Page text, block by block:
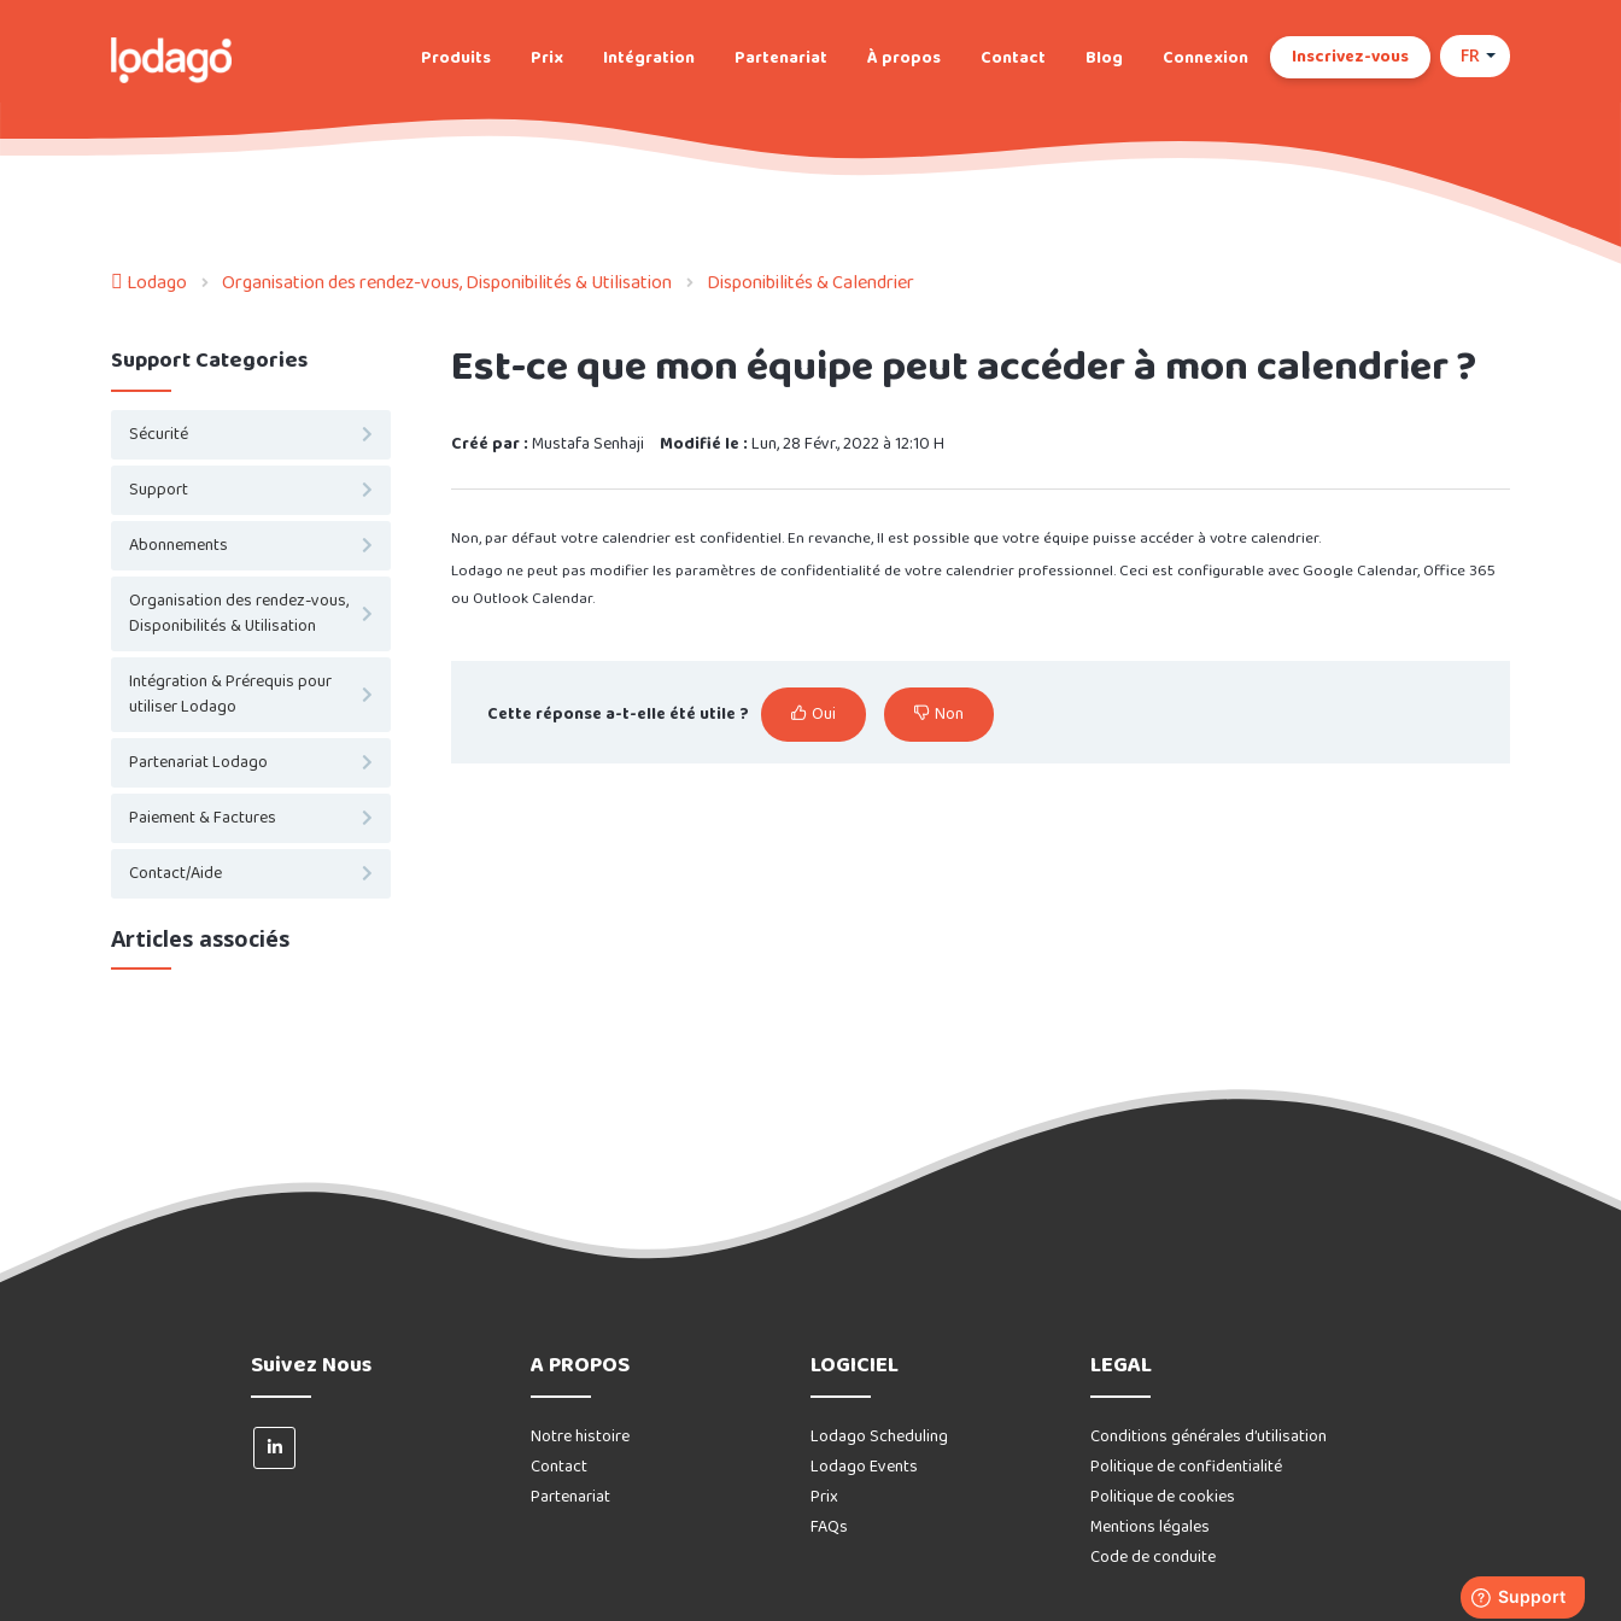
Produits Prix Intégration Partenariat À propos Contact Blog Connexion Inscrivez-vous FR
Lodago Organisation des rendez-vous, Disponibilités & Utilisation Disponibilités & Calendrier
Support Categories
Sécurité
Support
Abonnements
Organisation des rendez-vous,
Disponibilités & Utilisation
Intégration & Prérequis pour
utiliser Lodago
Partenariat Lodago
Paiement & Factures
Contact/Aide
Articles associés
Est-ce que mon équipe peut accéder à mon calendrier ?
Créé par :Mustafa Senhaji Modifié le :Lun, 28 Févr., 2022 à 12:10 H
Non, par défaut votre calendrier est confidentiel. En revanche, Il est possible que votre équipe puisse accéder à votre calendrier.
Lodago ne peut pas modifier les paramètres de confidentialité de votre calendrier professionnel. Ceci est configurable avec Google Calendar, Office 365
ou Outlook Calendar.
Cette réponse a-t-elle été utile ? Oui Non
Suivez Nous A PROPOS
Notre histoire
Contact
Partenariat
LOGICIEL
Lodago Scheduling
Lodago Events
Prix
FAQs
LEGAL
Conditions générales d’utilisation
Politique de confidentialité
Politique de cookies
Mentions légales
Code de conduite